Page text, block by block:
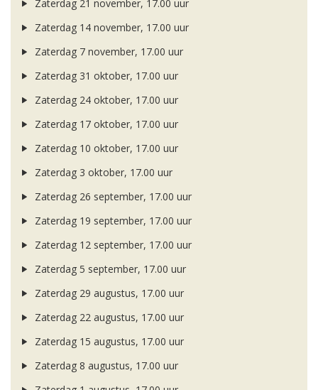
Zaterdag 21 november, 17.00 uur
Zaterdag 14 november, 17.00 uur
Zaterdag 7 november, 17.00 uur
Zaterdag 31 oktober, 17.00 uur
Zaterdag 24 oktober, 17.00 uur
Zaterdag 17 oktober, 17.00 uur
Zaterdag 10 oktober, 17.00 uur
Zaterdag 3 oktober, 17.00 uur
Zaterdag 26 september, 17.00 uur
Zaterdag 19 september, 17.00 uur
Zaterdag 12 september, 17.00 uur
Zaterdag 5 september, 17.00 uur
Zaterdag 29 augustus, 17.00 uur
Zaterdag 22 augustus, 17.00 uur
Zaterdag 15 augustus, 17.00 uur
Zaterdag 8 augustus, 17.00 uur